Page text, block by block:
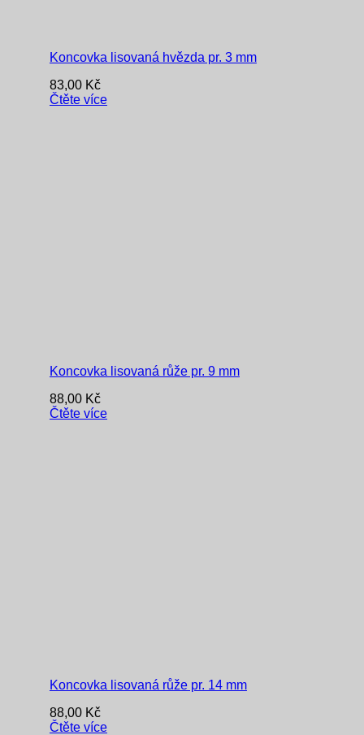
Koncovka lisovaná hvězda pr. 3 mm
83,00 Kč
Čtěte více
Koncovka lisovaná růže pr. 9 mm
88,00 Kč
Čtěte více
Koncovka lisovaná růže pr. 14 mm
88,00 Kč
Čtěte více